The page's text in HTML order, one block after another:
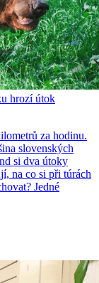
hrozí útok
za hodinu.
slovenských
si dva útoky
na co si při túrách
Jedné